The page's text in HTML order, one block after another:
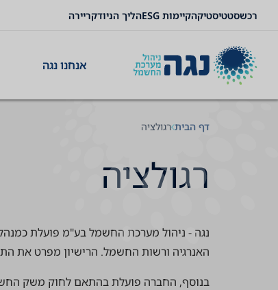
תפריט
ראשי
תוכן
תפריט
תחתון
רכשסטטיסטיקהקיימות ESG הליך הניודקריירה
אנחנו נגה
דף הבית רגולציה
רגולציה
נגה - ניהול מערכת החשמל בע"מ פועלת
האנרגיה ורשות החשמל. הרישיון מפרט את
בנוסף, החברה פועלת בהתאם לחוק משק